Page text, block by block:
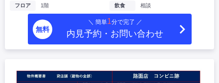
フロア
1階
飲食
相談
無料
＼ 簡単1分で完了 ／
内見予約・お問い合わせ